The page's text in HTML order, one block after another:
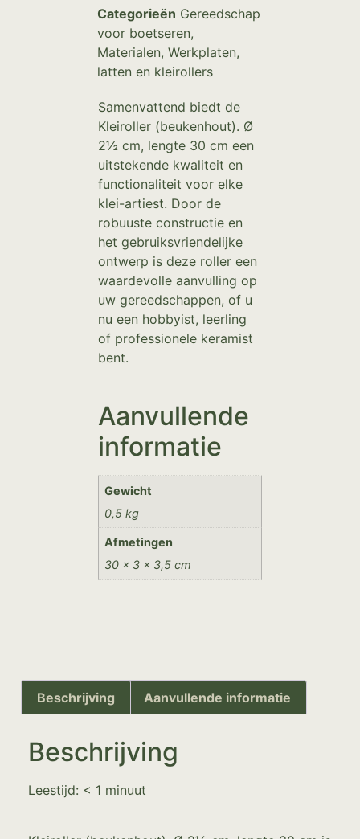
Categorieën Gereedschap
voor boetseren,
Materialen, Werkplaten,
latten en kleirollers
Samenvattend biedt de
Kleiroller (beukenhout). Ø
2½ cm, lengte 30 cm een
uitstekende kwaliteit en
functionaliteit voor elke
klei-artiest. Door de
robuuste constructie en
het gebruiksvriendelijke
ontwerp is deze roller een
waardevolle aanvulling op
uw gereedschappen, of u
nu een hobbyist, leerling
of professionele keramist
bent.
Aanvullende
informatie
Gewicht
0,5 kg
Afmetingen
30 × 3 × 3,5 cm
Beschrijving Aanvullende informatie
Beschrijving
Leestijd: < 1 minuut